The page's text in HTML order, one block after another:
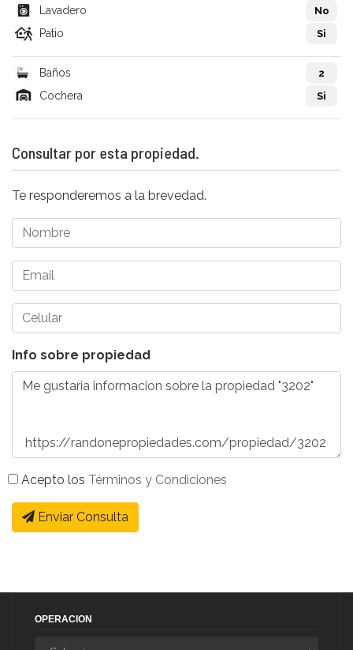
Lavadero No
Patio Si
Baños 2
Cochera Si
Consultar por esta propiedad.
Te responderemos a la brevedad.
Info sobre propiedad
Acepto los Términos y Condiciones
Enviar Consulta
OPERACION